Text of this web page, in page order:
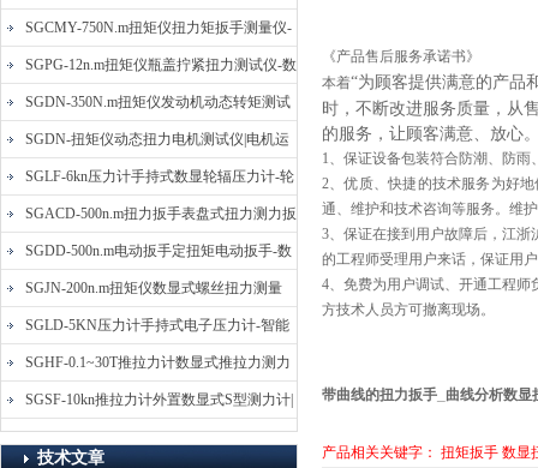
螺丝批扭力矩测试仪
SGCMY-750N.m扭矩仪扭力矩扳手测量仪-
校准扳手扭力精度测试仪
SGPG-12n.m扭矩仪瓶盖拧紧扭力测试仪-数
显式瓶盖扭力矩仪
SGDN-350N.m扭矩仪发动机动态转矩测试
仪-动态电机扭矩测量仪
SGDN-扭矩仪动态扭力电机测试仪|电机运
转摩擦力扭矩仪
SGLF-6kn压力计手持式数显轮辐压力计-轮
辐称重压力测力计
SGACD-500n.m扭力扳手表盘式扭力测力扳
手-表盘扭力矩检测扳手
SGDD-500n.m电动扳手定扭矩电动扳手-数
显式电动定扭力矩扳手
SGJN-200n.m扭矩仪数显式螺丝扭力测量
仪-螺栓扭力矩测试仪
SGLD-5KN压力计手持式电子压力计-智能
电子式压力测力计
SGHF-0.1~30T推拉力计数显式推拉力测力
计-数字拉压力双向测力仪
SGSF-10kn推拉力计外置数显式S型测力计|
手持连线式拉压力计
技术文章
《产品售后服务承诺书》
本着“为顾客提供满意的产品
时，不断改进服务质量，从
的服务，让顾客满意、放心
1、保证设备包装符合防潮、防
2、优质、快捷的技术服务为好
通、维护和技术咨询等服务。维
3、保证在接到用户故障后，江浙
的工程师受理用户来话，保证用
4、免费为用户调试、开通工程
方技术人员方可撤离现场。
带曲线的扭力扳手_曲线分析数显
产品相关关键字： 扭矩扳手 数显